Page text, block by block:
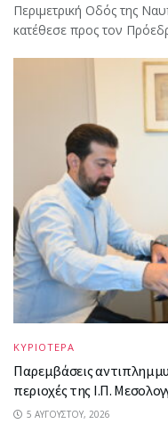
Περιμετρική Οδός της
κατέθεσε προς τον
ΚΥΡΙΟΤΕΡΑ
Παρεμβάσεις
περιοχές της Ι.Π.
5 ΑΥΓΟΎΣΤΟΥ, 2026